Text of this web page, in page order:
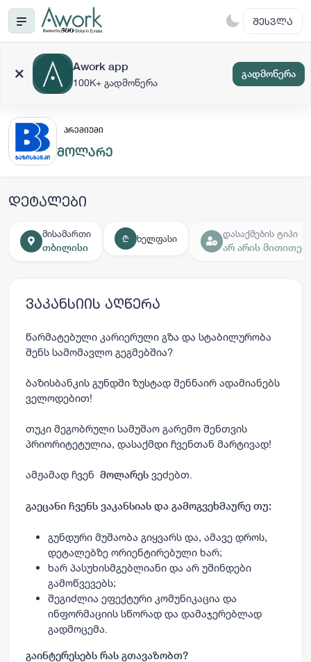
ᲨᲔᲡᲕᲚᲐ
Awork app
100K+ გადმოწერა
გადმოწერა
ᲞᲠᲔᲛᲘᲣᲛᲘ
მოლარე
დეტალები
მისამართი
თბილისი
₾ ხელფასი
დასაქმების ტიპი
არ არის
ვაკანსიის აღწერა
წარმატებული კარიერული გზა და სტაბილურობა
შენს სამომავლო გეგმებშია?
ბაზისბანკის გუნდში ზუსტად შენნაირ ადამიანებს
ველოდებით!
თუკი მეგობრული სამუშაო გარემო შენთვის
პრიორიტეტულია, დასაქმდი ჩვენთან მარტივად!
ამჟამად ჩვენ მოლარეს ვეძებთ.
გაეცანი ჩვენს ვაკანსიას და გამოგვეხმაურე თუ:
გუნდური მუშაობა გიყვარს და, ამავე დროს,
დეტალებზე ორიენტირებული ხარ;
ხარ პასუხისმგებლიანი და არ უშინდები
გამოწვევებს;
შეგიძლია ეფექტური კომუნიკაცია და
ინფორმაციის სწორად და დამაჯერებლად
გადმოცემა.
გაინტერესებს რას გთავაზობთ?